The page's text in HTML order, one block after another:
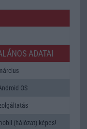
ADATAI
OS
(hálózat) képes!